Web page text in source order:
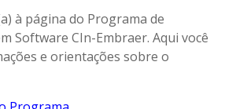
à página do Programa de
Software CIn-Embraer. Aqui você
e orientações sobre o